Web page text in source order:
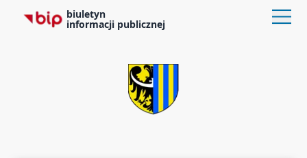
biuletyn
informacji publicznej